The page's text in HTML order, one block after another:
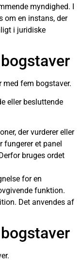
myndighed. I
om en instans, der
i juridiske
med fem bogstaver.
eller besluttende
der vurderer eller
fungerer et panel
bruges ordet
for en
funktion.
Det anvendes af